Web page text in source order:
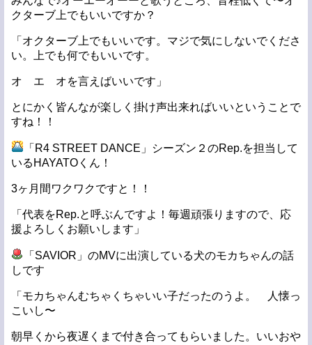
クターブ上でもいいですか？
「オクターブ上でもいいです。マジで気にしないでくださ
い。上でも何でもいいです。
オ エ オを言えばいいです」
とにかく皆んなが楽しく掛け声出来ればいいということで
すね！！
「R4 STREET DANCE」シーズン２のRep.を担当して
いるHAYATOくん！
3ヶ月間ワクワクですと！！
「代表をRep.と呼ぶんですよ！毎週頑張りますので、応
援よろしくお願いします」
「SAVIOR」のMVに出演している犬のモカちゃんの話
しです
「モカちゃんむちゃくちゃいい子だったのうよ。 人懐っ
こいし〜
朝早くから夜遅くまで付き合ってもらいました。いいおや